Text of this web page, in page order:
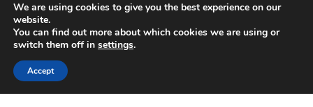
CBIC | SBN Quadra 01 – Bloco I – 4º Andar Edifício:
Armando Monteiro Neto - CEP 70.040-913 - Brasília/DF
We are using cookies to give you the best experience on our
website.
You can find out more about which cookies we are using or
switch them off in settings.
Accept